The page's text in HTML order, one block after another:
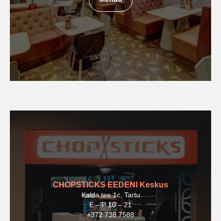
CHOPSTICKS EEDENI Keskus
Kalda tee 1c, Tartu
E – P 10 – 21
+372 738 7588